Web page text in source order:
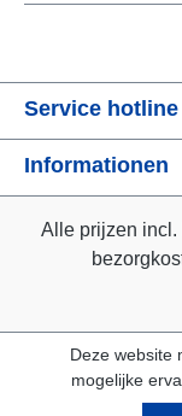
Service hotline
Informationen
Alle prijzen incl.
Deze website
mogelijke